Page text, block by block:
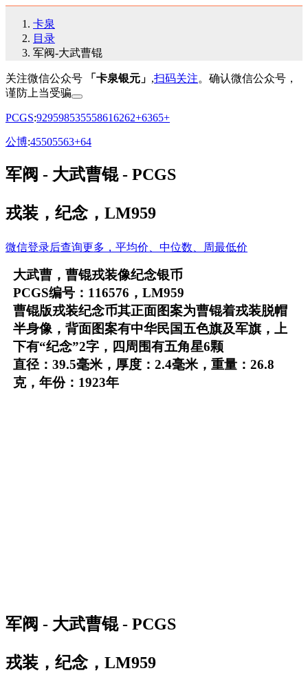
卡泉
目录
军阀-大武曹锟
关注微信公众号 「卡泉银元」 ,扫码关注。确认微信公众号，
谨防上当受骗
PCGS:929598535558616262+6365+
公博:45505563+64
军阀 - 大武曹锟 - PCGS
戎装，纪念，LM959
微信登录后查询更多，平均价、中位数、周最低价
大武曹，曹锟戎装像纪念银币
PCGS编号：116576，LM959
曹锟版戎装纪念币其正面图案为曹锟着戎装脱帽
半身像，背面图案有中华民国五色旗及军旗，上
下有“纪念”2字，四周围有五角星6颗
直径：39.5毫米，厚度：2.4毫米，重量：26.8
克，年份：1923年
军阀 - 大武曹锟 - PCGS
戎装，纪念，LM959